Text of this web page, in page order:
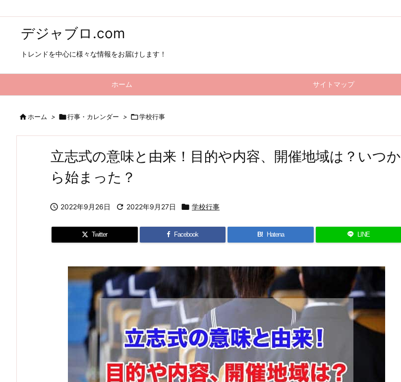
デジャブロ.com
トレンドを中心に様々な情報をお届けします！
ホーム サイトマップ
ホーム > 行事・カレンダー > 学校行事
立志式の意味と由来！目的や内容、開催地域は？いつか
ら始まった？
 2022年9月26日  2022年9月27日  学校行事
Twitter Facebook B! Hatena LINE